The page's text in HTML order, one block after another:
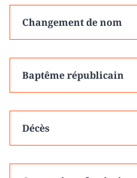
Changement de nom
Baptême républicain
Décès